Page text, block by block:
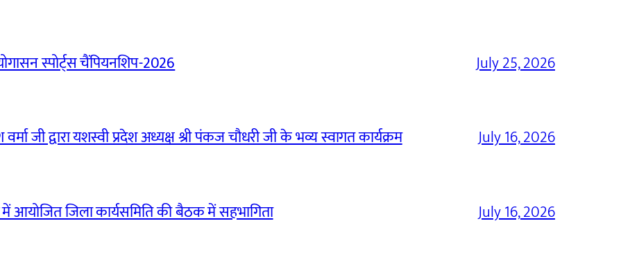
स्पोर्ट्स चैंपियनशिप-2026 July 25, 2026
जी द्वारा यशस्वी प्रदेश अध्यक्ष श्री पंकज चौधरी जी के भव्य स्वागत कार्यक्रम July 16, 2026
आयोजित जिला कार्यसमिति की बैठक में सहभागिता July 16, 2026